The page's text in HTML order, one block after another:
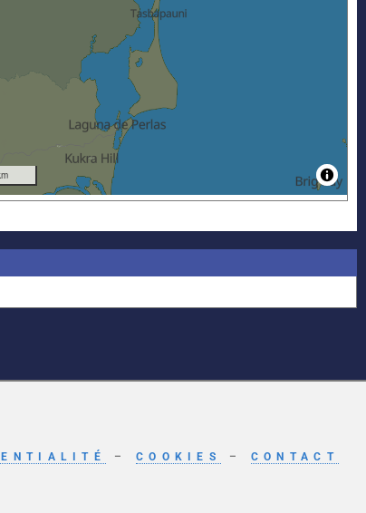
– COOKIES – CONTACT